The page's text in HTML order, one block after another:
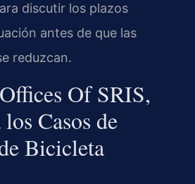
discutir los plazos
antes de que las
reduzcan.
Of SRIS,
Casos de
Bicicleta